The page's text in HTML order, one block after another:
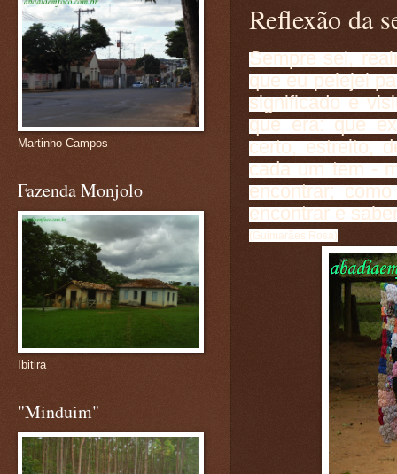
Reflexão da
Sempre sei,
que eu pelejei
significado e
que era: que
certo, estreito,
cada um tem -
encontrar;
encontrar e
(Guimarães Rosa)
Martinho Campos
Fazenda Monjolo
Ibitira
"Minduim"